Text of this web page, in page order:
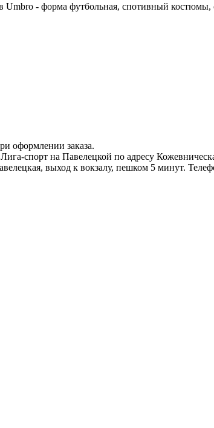
- форма футбольная, спотивный
оформлении заказа.
спорт на Павелецкой по адресу
выход к вокзалу, пешком 5 минут.